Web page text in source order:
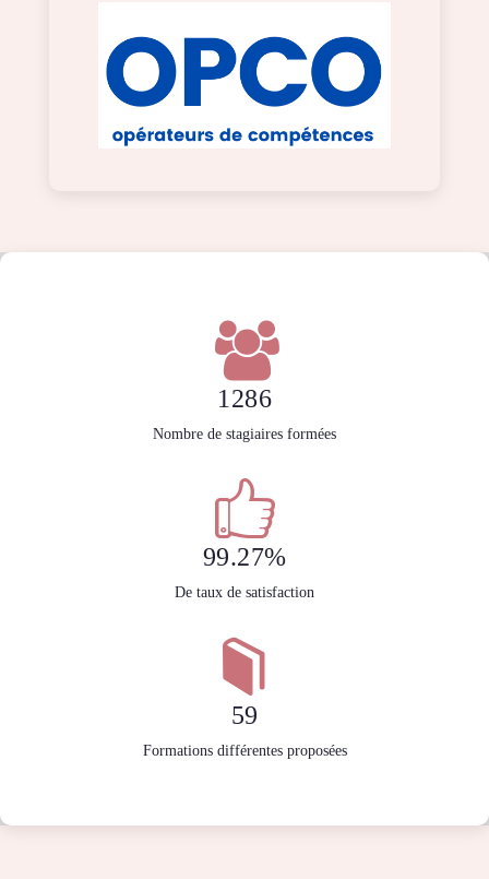
1286
Nombre de stagiaires formées
99.27%
De taux de satisfaction
59
Formations différentes proposées